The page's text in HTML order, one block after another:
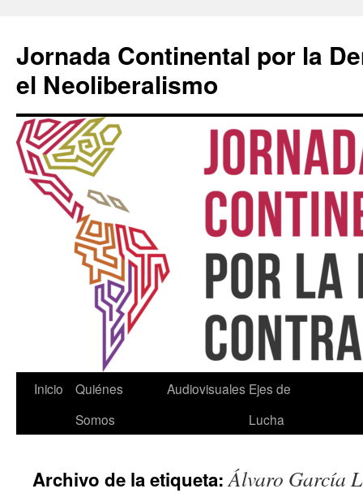
contenido
Jornada Continental por la
el Neoliberalismo
Inicio
Quiénes
Somos
Audiovisuales Ejes de
Lucha
Archivo de la etiqueta:Álvaro García